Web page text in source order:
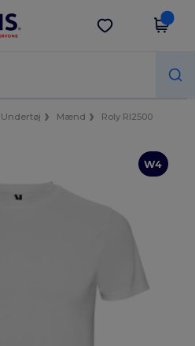
Hent app
Undertøj Mænd Roly RI2500
W4